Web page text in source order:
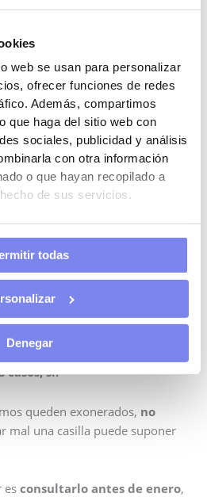
web se usan para personalizar
ofrecer funciones de redes
Además, compartimos
que haga del sitio web con
sociales, publicidad y análisis
con otra información
o que hayan recopilado a
de sus servicios.
todas
Denegar
económico,no presentarlo
€
Hacienda
no dejarlo para el
calma (o con una asesoría fiscal
casos, sí.
queden exonerados, no
mal una casilla puede suponer
es consultarlo antes de enero,